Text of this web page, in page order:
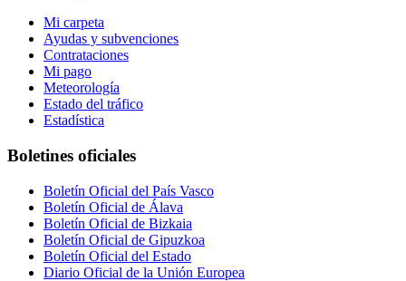
Mi carpeta
Ayudas y subvenciones
Contrataciones
Mi pago
Meteorología
Estado del tráfico
Estadística
Boletines oficiales
Boletín Oficial del País Vasco
Boletín Oficial de Álava
Boletín Oficial de Bizkaia
Boletín Oficial de Gipuzkoa
Boletín Oficial del Estado
Diario Oficial de la Unión Europea